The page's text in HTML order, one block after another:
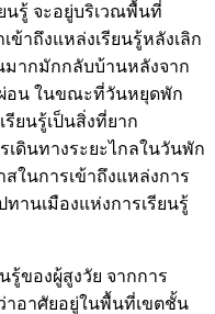
นรู้ จะอยู่บริเวณพื้นที่
ข้าถึงแหล่งเรียนรู้หลังเลิก
มากมักกลับบ้านหลังจาก
อน ในขณะที่วันหยุดพัก
รียนรู้เป็นสิ่งที่ยาก
เดินทางระยะไกลในวันพัก
ในการเข้าถึงแหล่งการ
านเมืองแห่งการเรียนรู้
รู้ของผู้สูงวัย จากการ
าอาศัยอยู่ในพื้นที่เขตชั้น